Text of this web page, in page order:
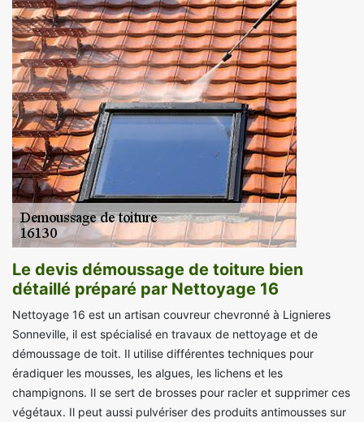
Le devis démoussage de toiture bien
détaillé préparé par Nettoyage 16
Nettoyage 16 est un artisan couvreur chevronné à Lignieres
Sonneville, il est spécialisé en travaux de nettoyage et de
démoussage de toit. Il utilise différentes techniques pour
éradiquer les mousses, les algues, les lichens et les
champignons. Il se sert de brosses pour racler et supprimer ces
végétaux. Il peut aussi pulvériser des produits antimousses sur